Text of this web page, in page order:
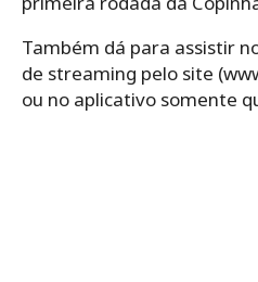
Também dá para assistir
de streaming pelo site
ou no aplicativo somente